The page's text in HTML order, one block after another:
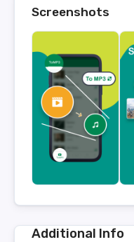
Screenshots
Additional Info